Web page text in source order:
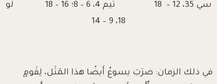
سي 35، 12 – 18 تيم 4، 6 – 8؛ 16 – 18 لو
18، 9 – 14
في ذلك الزمان: ضرَبَ يسوعُ أَيضًا هذا المَثَل، لِقَومٍ